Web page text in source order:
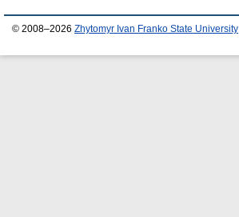
© 2008–2026 Zhytomyr Ivan Franko State University